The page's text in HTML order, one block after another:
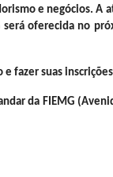
e negócios. A
será oferecida no
e fazer suas
da FIEMG